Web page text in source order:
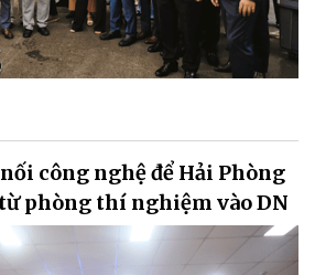
công nghệ để Hải Phòng
phòng thí nghiệm vào DN